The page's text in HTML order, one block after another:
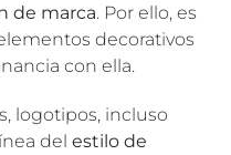
de marca. Por ello, es
decorativos
con ella.
logotipos, incluso
del estilo de